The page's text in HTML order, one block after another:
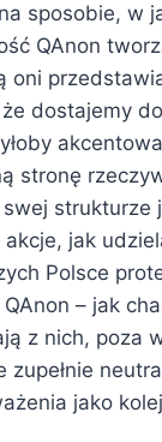
sposobie, w
QAnon
oni
dostajemy
stronę
strukturze
jak
Polsce
– jak
z nich, poza
jako